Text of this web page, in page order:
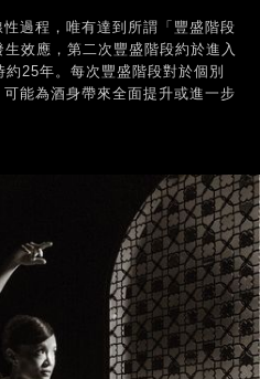
過程，唯有達到所謂「豐盛階段
效應，第二次豐盛階段約於進入
25年。每次豐盛階段對於個別
能為酒身帶來全面提升或進一步